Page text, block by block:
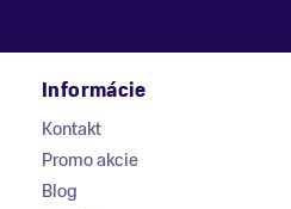
Informácie
Kontakt
Promo akcie
Blog